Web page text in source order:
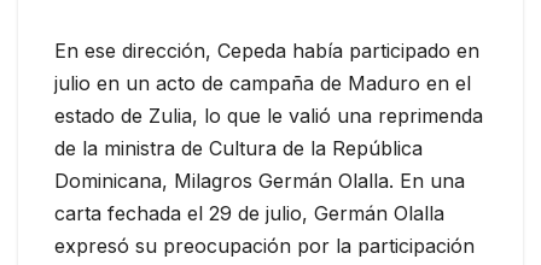
En ese dirección, Cepeda había participado en
julio en un acto de campaña de Maduro en el
estado de Zulia, lo que le valió una reprimenda
de la ministra de Cultura de la República
Dominicana, Milagros Germán Olalla. En una
carta fechada el 29 de julio, Germán Olalla
expresó su preocupación por la participación